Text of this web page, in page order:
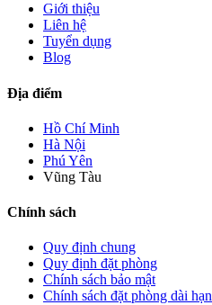
Giới thiệu
Liên hệ
Tuyển dụng
Blog
Địa điểm
Hồ Chí Minh
Hà Nội
Phú Yên
Vũng Tàu
Chính sách
Quy định chung
Quy định đặt phòng
Chính sách bảo mật
Chính sách đặt phòng dài hạn